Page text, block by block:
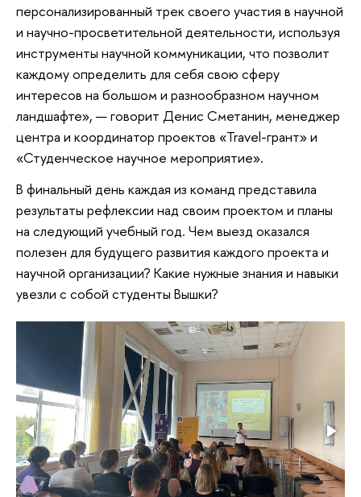
персонализированный трек своего участия в научной
и научно-просветительной деятельности, используя
инструменты научной коммуникации, что позволит
каждому определить для себя свою сферу
интересов на большом и разнообразном научном
ландшафте», — говорит Денис Сметанин, менеджер
центра и координатор проектов «Travel-грант» и
«Студенческое научное мероприятие».
В финальный день каждая из команд представила
результаты рефлексии над своим проектом и планы
на следующий учебный год. Чем выезд оказался
полезен для будущего развития каждого проекта и
научной организации? Какие нужные знания и навыки
увезли с собой студенты Вышки?